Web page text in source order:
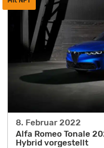
8. Februar 2022
Alfa Romeo Tonale
Hybrid vorgestellt